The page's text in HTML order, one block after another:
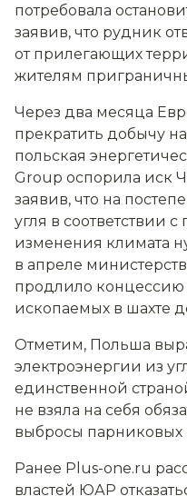
потребовала
заявив, что рудник
от прилегающих
жителям
Через два месяца
прекратить добычу
польская
Group оспорила иск
заявив, что на
угля в соответствии
изменения климата
в апреле
продлило концессию
ископаемых в шахте
Отметим, Польша
электроэнергии из
единственной
не взяла на себя
выбросы парниковых
Ранее Plus-one.ru
властей ЮАР